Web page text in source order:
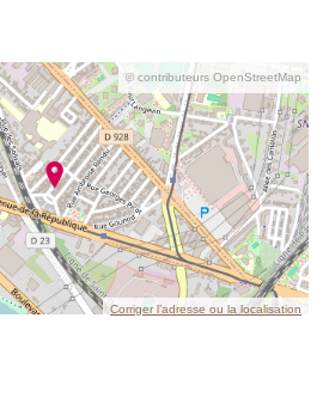
© contributeurs OpenStreetMap
Corriger l’adresse ou la localisation